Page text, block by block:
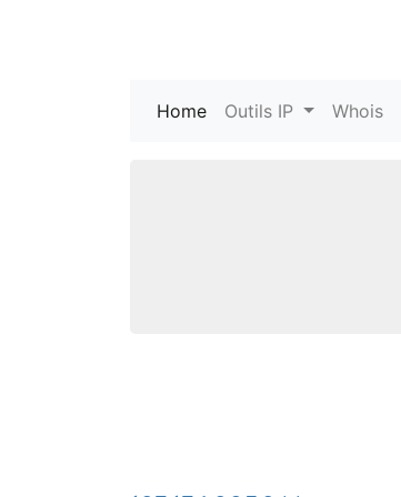
Home (current)
Outils IP Whois